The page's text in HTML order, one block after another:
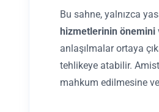
Bu sahne, yalnızca
hizmetlerinin önemini
anlaşılmalar ortaya
tehlikeye atabilir.
mahkum edilmesine